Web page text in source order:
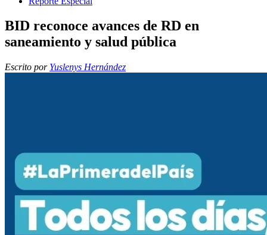
BID reconoce avances de RD en
saneamiento y salud pública
Escrito por Yuslenys Hernández